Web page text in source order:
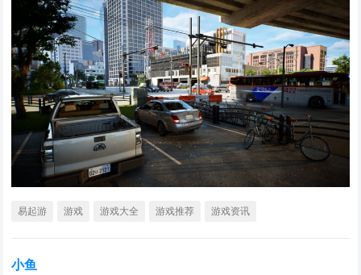
易起游 游戏 游戏大全 游戏推荐 游戏资讯
小鱼